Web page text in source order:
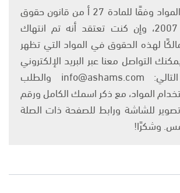
يتم الاستخدام المواد وفقًا للمادة 27 أ من قانون حقوق
التأليف والنشر 2007، وإن كنت تعتقد أنه تم انتهاك
لهذه الحقوق في المواد التي تظهر
التواصل معنا عبر البريد الإلكتروني
على العنوان التالي: info@ashams.com والطلب
المواد، مع ذكر اسمك الكامل ورقم
للشاشة ورابط للصفحة ذات الصلة
وشكرًا!